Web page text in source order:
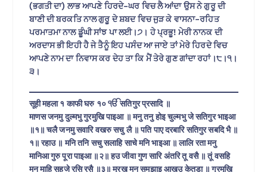
(ਭਗਤੀ ਦਾ) ਲਾਭ ਆਪਣੇ ਹਿਰਦੇ-ਘਰ ਵਿਚ ਲੈ ਆਂਦਾ ਉਸ ਨੇ ਗੁਰੂ ਦੀ
ਬਾਣੀ ਦੀ ਬਰਕਤਿ ਨਾਲ ਗੁਰੂ ਦੇ ਸ਼ਬਦ ਵਿਚ ਜੁੜ ਕੇ ਵਾਸਨਾ-ਰਹਿਤ
ਪਰਮਾਤਮਾ ਨਾਲ ਡੂੰਘੀ ਸਾਂਝ ਪਾ ਲਈ।੭। ਹੇ ਪ੍ਰਭੂ! ਮੇਰੀ ਨਾਨਕ ਦੀ
ਅਰਦਾਸ ਭੀ ਇਹੀ ਹੈ ਜੇ ਤੈਨੂੰ ਇਹ ਪਸੰਦ ਆ ਜਾਏ ਤਾਂ ਮੇਰੇ ਹਿਰਦੇ ਵਿਚ
ਆਪਣੇ ਨਾਮ ਦਾ ਨਿਵਾਸ ਕਰ ਦੇਹ ਤਾ ਕਿ ਮੈਂ ਤੇਰੇ ਗੁਣ ਗਾਂਦਾ ਰਹਾਂ।੮।੧।
੩।
सूही महला १ काफी घरु १० ੴ सतिगुर प्रसादि ॥
माणस जनमु दुल्मभु गुरमुखि पाइआ ॥ मनु तनु होइ चुल्मभु जे सतिगुर भाइआ
॥१॥ चलै जनमु सवारि वखरु सचु लै ॥ पति पाए दरबारि सतिगुर सबदि भै ॥
१॥ रहाउ ॥ मनि तनि सचु सलाहि साचे मनि भाइआ ॥ लालि रता मनु
मानिआ गुरु पूरा पाइआ ॥२॥ हउ जीवा गुण सारि अंतरि तू वसै ॥ तूं वसहि
मन माहि सहजे रसि रसै ॥३॥ मूरख मन समझाइ आखउ केतड़ा ॥ गुरमुखि